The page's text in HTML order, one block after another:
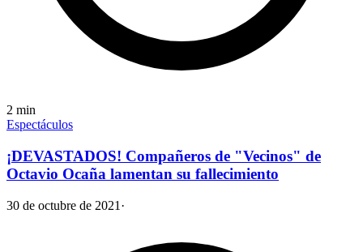
2 min
Espectáculos
¡DEVASTADOS! Compañeros de "Vecinos" de
Octavio Ocaña lamentan su fallecimiento
30 de octubre de 2021 ·